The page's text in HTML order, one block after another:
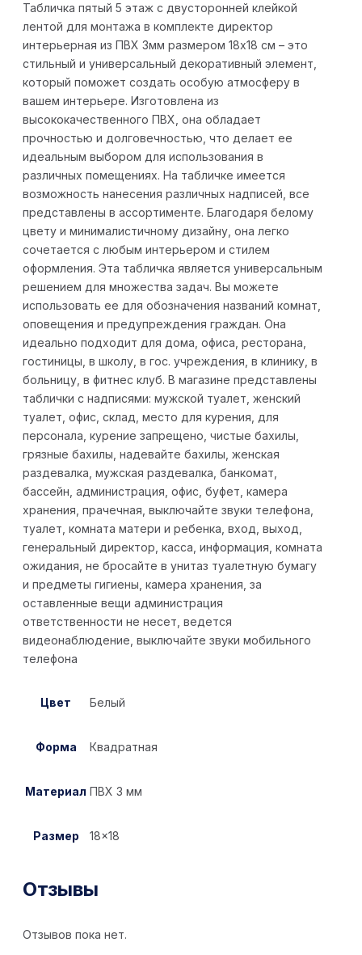
Табличка пятый 5 этаж с двусторонней клейкой
лентой для монтажа в комплекте директор
интерьерная из ПВХ 3мм размером 18х18 см – это
стильный и универсальный декоративный элемент,
который поможет создать особую атмосферу в
вашем интерьере. Изготовлена из
высококачественного ПВХ, она обладает
прочностью и долговечностью, что делает ее
идеальным выбором для использования в
различных помещениях. На табличке имеется
возможность нанесения различных надписей, все
представлены в ассортименте. Благодаря белому
цвету и минималистичному дизайну, она легко
сочетается с любым интерьером и стилем
оформления. Эта табличка является универсальным
решением для множества задач. Вы можете
использовать ее для обозначения названий комнат,
оповещения и предупреждения граждан. Она
идеально подходит для дома, офиса, ресторана,
гостиницы, в школу, в гос. учреждения, в клинику, в
больницу, в фитнес клуб. В магазине представлены
таблички с надписями: мужской туалет, женский
туалет, офис, склад, место для курения, для
персонала, курение запрещено, чистые бахилы,
грязные бахилы, надевайте бахилы, женская
раздевалка, мужская раздевалка, банкомат,
бассейн, администрация, офис, буфет, камера
хранения, прачечная, выключайте звуки телефона,
туалет, комната матери и ребенка, вход, выход,
генеральный директор, касса, информация, комната
ожидания, не бросайте в унитаз туалетную бумагу
и предметы гигиены, камера хранения, за
оставленные вещи администрация
ответственности не несет, ведется
видеонаблюдение, выключайте звуки мобильного
телефона
Цвет Белый
Форма Квадратная
Материал ПВХ 3 мм
Размер 18×18
Отзывы
Отзывов пока нет.